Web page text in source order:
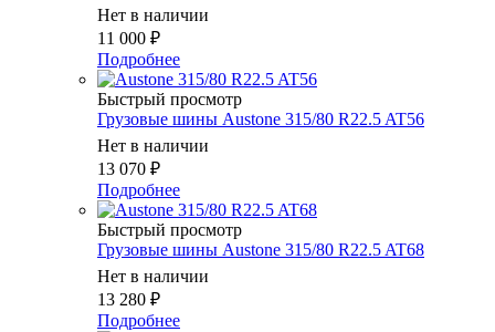
Нет в наличии
11 000 ₽
Подробнее
Быстрый просмотр
Грузовые шины Austone 315/80 R22.5 AT56
Нет в наличии
13 070 ₽
Подробнее
Быстрый просмотр
Грузовые шины Austone 315/80 R22.5 AT68
Нет в наличии
13 280 ₽
Подробнее